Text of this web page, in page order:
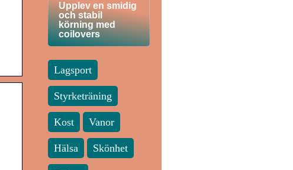
Upplev en smidig
och stabil
körning med
coilovers
Lagsport
Styrketräning
Kost Vanor
Hälsa Skönhet